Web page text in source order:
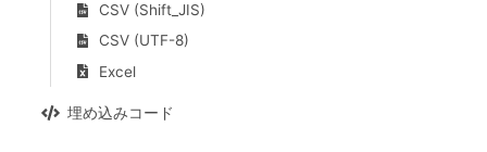
CSV (Shift_JIS)
CSV (UTF-8)
Excel
埋め込みコード